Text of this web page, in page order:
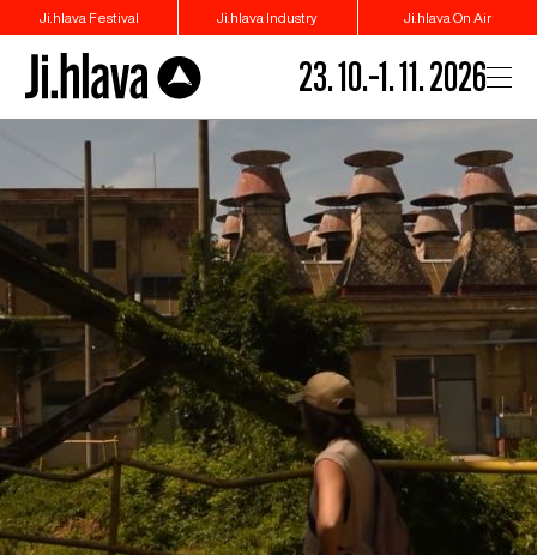
Ji.hlava Festival Ji.hlava Industry Ji.hlava On Air
23. 10.–1. 11. 2026